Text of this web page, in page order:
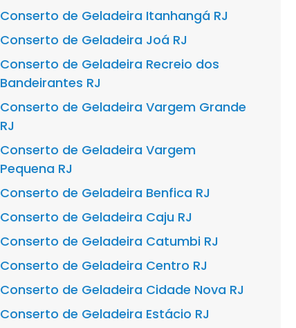
Conserto de Geladeira Itanhangá RJ
Conserto de Geladeira Joá RJ
Conserto de Geladeira Recreio dos
Bandeirantes RJ
Conserto de Geladeira Vargem Grande
RJ
Conserto de Geladeira Vargem
Pequena RJ
Conserto de Geladeira Benfica RJ
Conserto de Geladeira Caju RJ
Conserto de Geladeira Catumbi RJ
Conserto de Geladeira Centro RJ
Conserto de Geladeira Cidade Nova RJ
Conserto de Geladeira Estácio RJ